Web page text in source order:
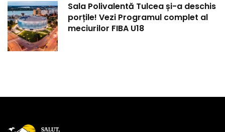
Sala Polivalentă Tulcea și-a deschis
porțile! Vezi Programul complet al
meciurilor FIBA U18